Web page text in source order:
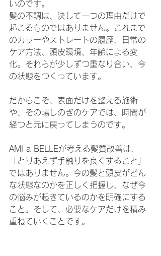
いのです。
髪の不調は、決して一つの理由だけで
起こるものではありません。これまで
のカラーやストレートの履歴、日常の
ケア方法、頭皮環境、年齢による変
化。それらが少しずつ重なり合い、今
の状態をつくっています。
だからこそ、表面だけを整える施術
や、その場しのぎのケアでは、時間が
経つと元に戻ってしまうのです。
AMI a BELLEが考える髪質改善は、
「とりあえず手触りを良くすること」
ではありません。今の髪と頭皮がどん
な状態なのかを正しく把握し、なぜ今
の悩みが起きているのかを明確にする
こと。そして、必要なケアだけを積み
重ねていくことです。